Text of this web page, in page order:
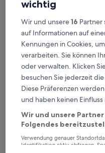
Teritoria - Domaine
Teritoria - Domaine de
4.0-
Sterne-
Unterkunft
1,7 km von Flughafen
von
Außergewöhnlich,
(150
Bewertungen)
9,4/10 Außergewöhnlich
wichtig
Wir und unsere16
auf Informationen auf
Kennungen in Cookies,
verarbeiten. Sie können
oder verwalten. Klicken
besuchen Sie jederzeit
Diese Präferenzen
und haben keinen
Wir und unsere
Folgendes
Verwendung genauer
Identifikation aktiv abfragen.